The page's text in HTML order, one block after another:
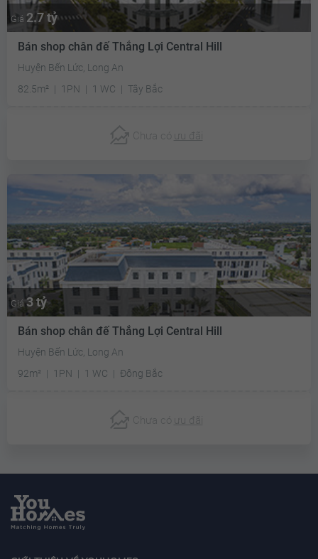
Giá 2.7 tỷ
Bán shop chân đế Thắng Lợi Central Hill
Huyện Bến Lức, Long An
82.5m²
1PN 1 WC Tây Bắc
Chưa có ưu đãi
Giá3 tỷ
Bán shop chân đế Thắng Lợi Central Hill
Huyện Bến Lức, Long An
92m²
1PN 1 WC Đông Bắc
Chưa có ưu đãi